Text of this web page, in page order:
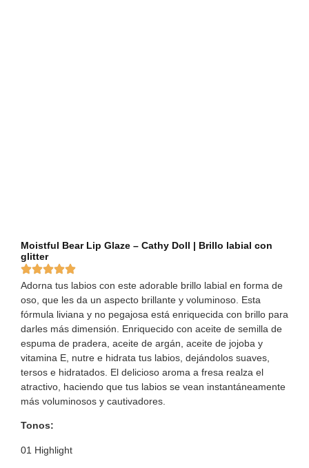
Moistful Bear Lip Glaze – Cathy Doll | Brillo labial con
glitter
Adorna tus labios con este adorable brillo labial en forma de
oso, que les da un aspecto brillante y voluminoso. Esta
fórmula liviana y no pegajosa está enriquecida con brillo para
darles más dimensión. Enriquecido con aceite de semilla de
espuma de pradera, aceite de argán, aceite de jojoba y
vitamina E, nutre e hidrata tus labios, dejándolos suaves,
tersos e hidratados. El delicioso aroma a fresa realza el
atractivo, haciendo que tus labios se vean instantáneamente
más voluminosos y cautivadores.
Tonos:
01 Highlight